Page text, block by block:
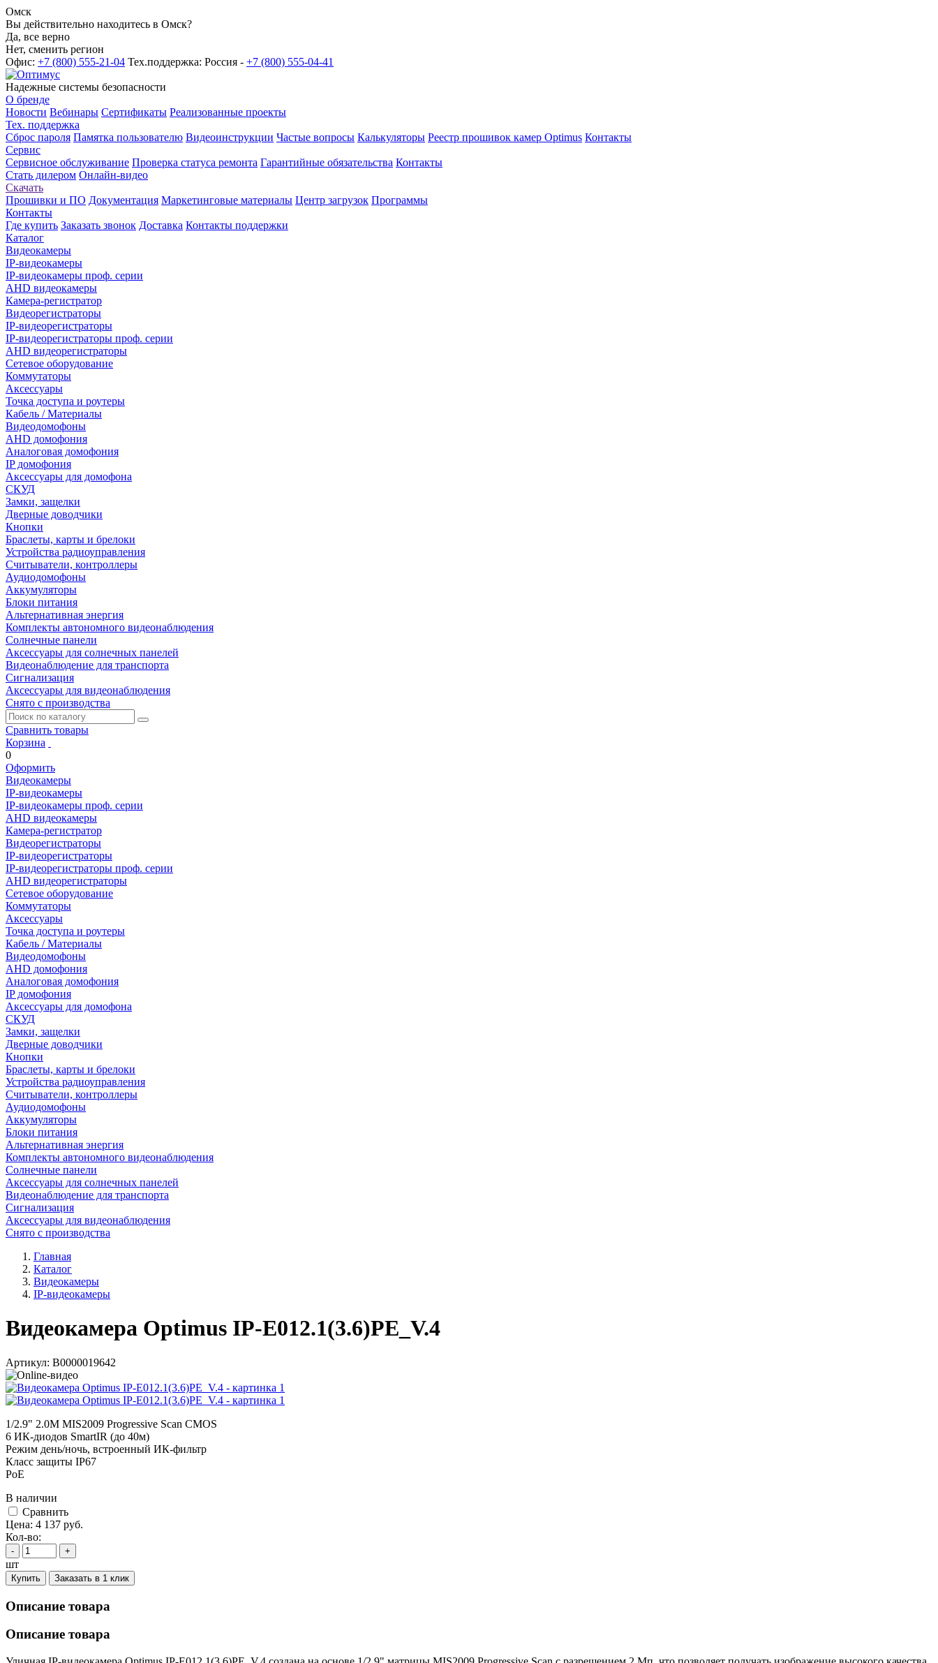
Омск
Вы действительно находитесь в Омск?
Да, все верно
Нет, сменить регион
Офис: +7 (800) 555-21-04 Тех.поддержка: Россия - +7 (800) 555-04-41
Надежные системы безопасности
О бренде
Новости Вебинары Сертификаты Реализованные проекты
Тех. поддержка
Сброс пароля Памятка пользователю Видеоинструкции Частые вопросы Калькуляторы Реестр прошивок камер Optimus Контакты
Сервис
Сервисное обслуживание Проверка статуса ремонта Гарантийные обязательства Контакты
Стать дилером Онлайн-видео
Скачать
Прошивки и ПО Документация Маркетинговые материалы Центр загрузок Программы
Контакты
Где купить Заказать звонок Доставка Контакты поддержки
Каталог
Видеокамеры
IP-видеокамеры
IP-видеокамеры проф. серии
AHD видеокамеры
Камера-регистратор
Видеорегистраторы
IP-видеорегистраторы
IP-видеорегистраторы проф. серии
AHD видеорегистраторы
Сетевое оборудование
Коммутаторы
Аксессуары
Точка доступа и роутеры
Кабель / Материалы
Видеодомофоны
AHD домофония
Аналоговая домофония
IP домофония
Аксессуары для домофона
СКУД
Замки, защелки
Дверные доводчики
Кнопки
Браслеты, карты и брелоки
Устройства радиоуправления
Считыватели, контроллеры
Аудиодомофоны
Аккумуляторы
Блоки питания
Альтернативная энергия
Комплекты автономного видеонаблюдения
Солнечные панели
Аксессуары для солнечных панелей
Видеонаблюдение для транспорта
Сигнализация
Аксессуары для видеонаблюдения
Снято с производства
Сравнить товары
Корзина
0
Оформить
Видеокамеры
IP-видеокамеры
IP-видеокамеры проф. серии
AHD видеокамеры
Камера-регистратор
Видеорегистраторы
IP-видеорегистраторы
IP-видеорегистраторы проф. серии
AHD видеорегистраторы
Сетевое оборудование
Коммутаторы
Аксессуары
Точка доступа и роутеры
Кабель / Материалы
Видеодомофоны
AHD домофония
Аналоговая домофония
IP домофония
Аксессуары для домофона
СКУД
Замки, защелки
Дверные доводчики
Кнопки
Браслеты, карты и брелоки
Устройства радиоуправления
Считыватели, контроллеры
Аудиодомофоны
Аккумуляторы
Блоки питания
Альтернативная энергия
Комплекты автономного видеонаблюдения
Солнечные панели
Аксессуары для солнечных панелей
Видеонаблюдение для транспорта
Сигнализация
Аксессуары для видеонаблюдения
Снято с производства
Главная
Каталог
Видеокамеры
IP-видеокамеры
Видеокамера Optimus IP-E012.1(3.6)PE_V.4
Артикул: В0000019642
1/2.9" 2.0M MIS2009 Progressive Scan CMOS
6 ИК-диодов SmartIR (до 40м)
Режим день/ночь, встроенный ИК-фильтр
Класс защиты IР67
PoE
В наличии
Cравнить
Цена: 4 137 руб.
Кол-во:
- +
шт
Купить Заказать в 1 клик
Описание товара
Описание товара